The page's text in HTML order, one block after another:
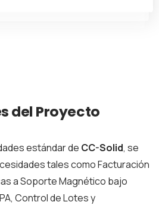
del Proyecto
estándar de CC-Solid, se
tales como Facturación
a Soporte Magnético bajo
Control de Lotes y